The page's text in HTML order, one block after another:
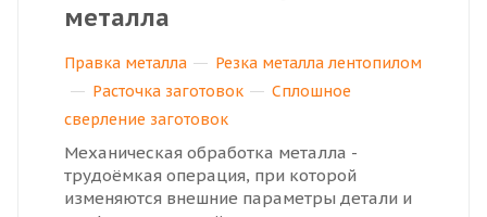
металла
Правка металла
Резка металла лентопилом
Расточка заготовок
Сплошное
сверление заготовок
Механическая обработка металла -
трудоёмкая операция, при которой
изменяются внешние параметры детали и